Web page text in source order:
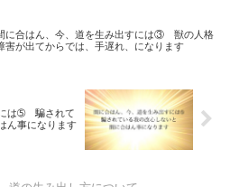
に合はん、今、道を生み出すには③ 獣の人格
害が出てからでは、手遅れ、になります
には➄ 騙されて
ん事になります